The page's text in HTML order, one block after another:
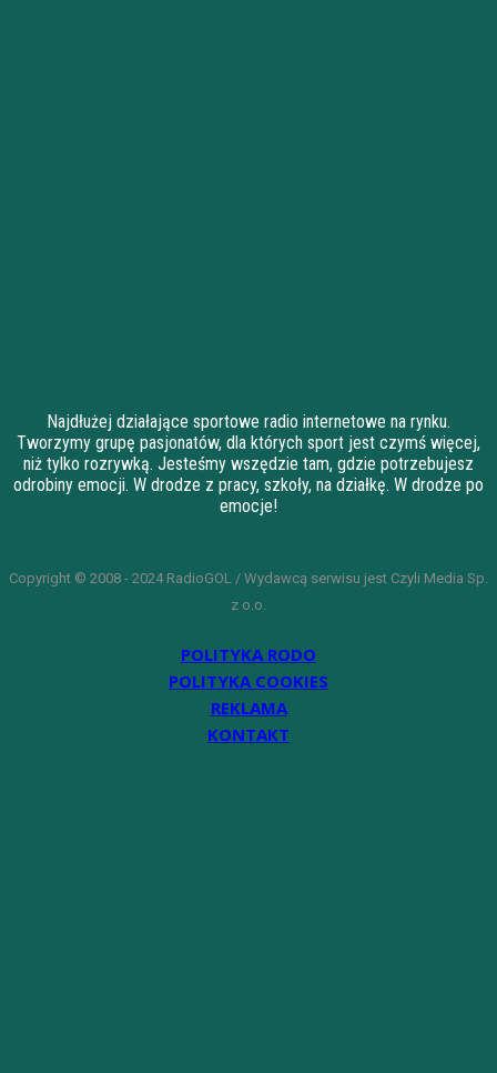
Najdłużej działające sportowe radio internetowe na rynku.
Tworzymy grupę pasjonatów, dla których sport jest czymś więcej,
niż tylko rozrywką. Jesteśmy wszędzie tam, gdzie potrzebujesz
odrobiny emocji. W drodze z pracy, szkoły, na działkę. W drodze po
emocje!
Copyright © 2008 - 2024 RadioGOL / Wydawcą serwisu jest Czyli Media Sp.
z o.o.
POLITYKA RODO
POLITYKA COOKIES
REKLAMA
KONTAKT